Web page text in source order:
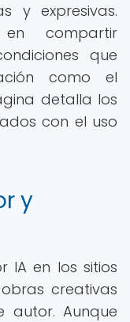
y expresivas.
en compartir
que
como el
detalla los
con el uso
y
IA en los sitios
creativas
autor. Aunque